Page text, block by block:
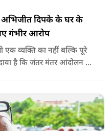
अभिजीत दिपके के घर के
गंभीर आरोप
एक व्यक्ति का नहीं बल्कि पूरे
है कि जंतर मंतर आंदोलन से